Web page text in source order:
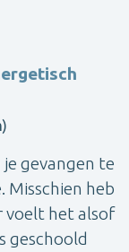
gevangen te
heb
voelt het alsof
geschoold